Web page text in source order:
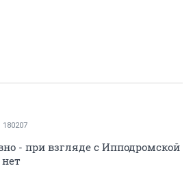
180207
- при взгляде с Ипподромской